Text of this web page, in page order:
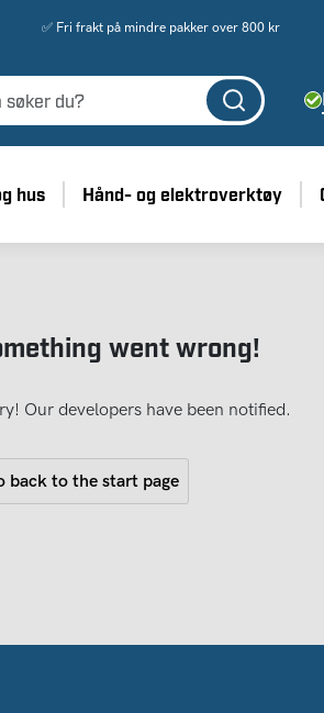
✅ Fri frakt på mindre pakker over 800 kr
hus Hånd- og elektroverktøy
went wrong!
Our developers have been notified.
back to the start page